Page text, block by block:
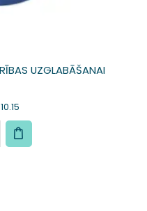
UZGLABĀŠANAI
10.15